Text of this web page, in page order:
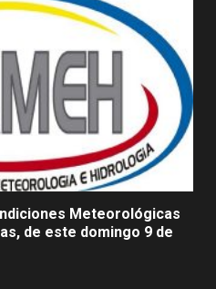
Meteorológicas
de este domingo 9 de